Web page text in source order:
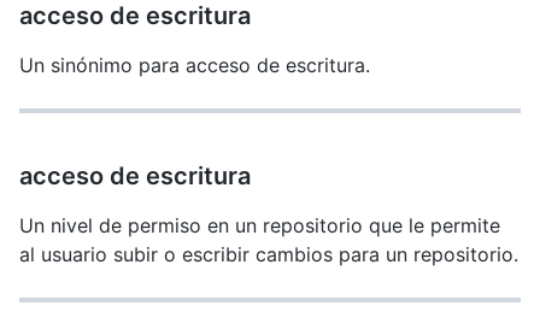
acceso de escritura
Un sinónimo para acceso de escritura.
acceso de escritura
Un nivel de permiso en un repositorio que le permite
al usuario subir o escribir cambios para un repositorio.